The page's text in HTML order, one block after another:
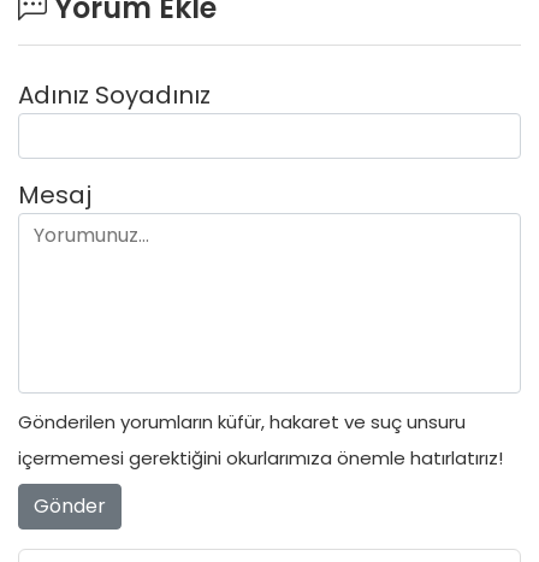
Adınız Soyadınız
Mesaj
Gönderilen yorumların küfür, hakaret ve suç unsuru
içermemesi gerektiğini okurlarımıza önemle hatırlatırız!
Gönder